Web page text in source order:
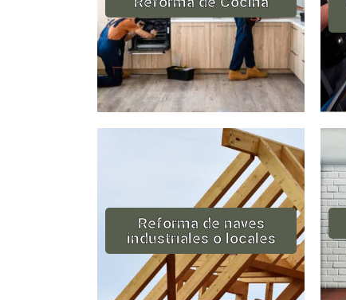
Reforma de naves
industriales o locales